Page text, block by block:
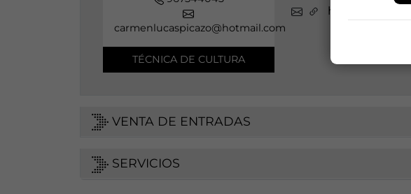
carmenlucaspicazo@hotmail.com
TÉCNICA DE CULTURA
https://
VENTA DE ENTRADAS
SERVICIOS